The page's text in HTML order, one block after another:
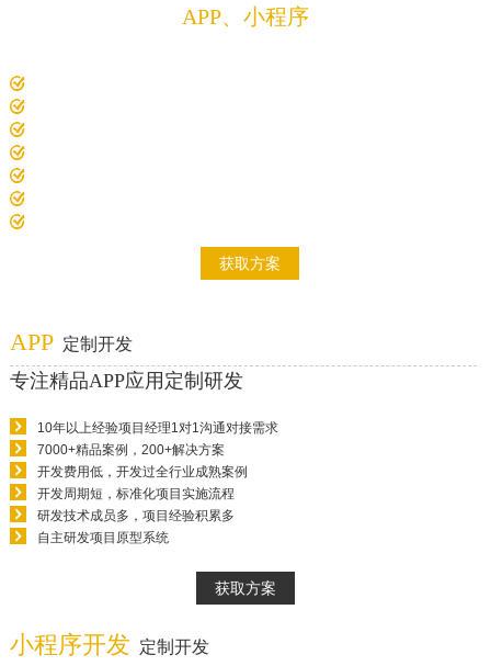
APP、小程序
获取方案
APP定制开发
专注精品APP应用定制研发
10年以上经验项目经理1对1沟通对接需求
7000+精品案例，200+解决方案
开发费用低，开发过全行业成熟案例
开发周期短，标准化项目实施流程
研发技术成员多，项目经验积累多
自主研发项目原型系统
获取方案
小程序开发 定制开发